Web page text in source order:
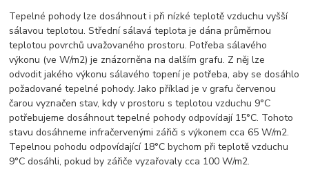
Tepelné pohody lze dosáhnout i při nízké teplotě vzduchu vyšší
sálavou teplotou. Střední sálavá teplota je dána průměrnou
teplotou povrchů uvažovaného prostoru. Potřeba sálavého
výkonu (ve W/m2) je znázorněna na dalším grafu. Z něj lze
odvodit jakého výkonu sálavého topení je potřeba, aby se dosáhlo
požadované tepelné pohody. Jako příklad je v grafu červenou
čarou vyznačen stav, kdy v prostoru s teplotou vzduchu 9°C
potřebujeme dosáhnout tepelné pohody odpovídají 15°C. Tohoto
stavu dosáhneme infračervenými zářiči s výkonem cca 65 W/m2.
Tepelnou pohodu odpovídající 18°C bychom při teplotě vzduchu
9°C dosáhli, pokud by zářiče vyzařovaly cca 100 W/m2.